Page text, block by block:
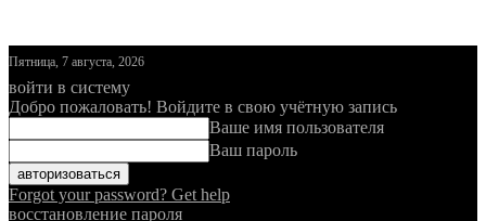
Пятница, 7 августа, 2026
войти в систему
Добро пожаловать! Войдите в свою учётную запись
Ваше имя пользователя
Ваш пароль
Forgot your password? Get help
восстановление пароля